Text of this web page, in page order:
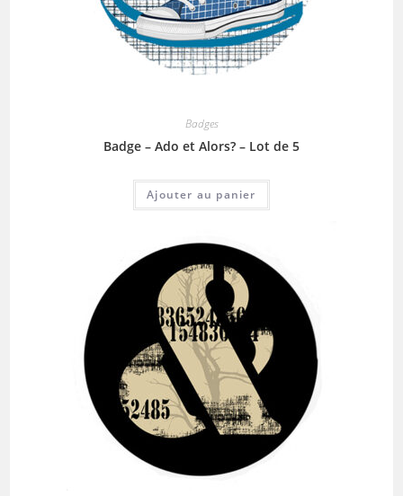
Badges
Badge – Ado et Alors? – Lot de 5
Ajouter au panier